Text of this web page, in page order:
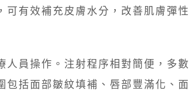
有效補充皮膚水分，改善肌膚彈性
人員操作。注射程序相對簡便，多數
括面部皺紋填補、唇部豐滿化、面